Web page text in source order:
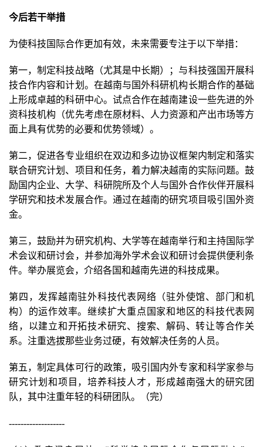
今后若干举措
为使科技国际合作更加有效，未来需要专注于以下举措：
第一，制定科技战略（尤其是中长期）；与科技强国开展科
技合作内容和计划。在越南与国外科研机构长期合作的基础
上形成卓越的科研中心。试点合作在越南建设一些先进的外
资科技机构（优先考虑在原材料、人力资源和产出市场等方
面上具有优势的必要和优势领域）。
第二，促进各专业组织在双边和多边协议框架内制定和落实
联合研究计划、项目和任务，着力解决越南的实际问题。鼓
励国内企业、大学、科研院所及个人与国外合作伙伴开展科
学研究和技术发展合作。通过在越南的研究项目吸引国外资
金。
第三，鼓励并为研究机构、大学等在越南举行和主持国际学
术会议和研讨会，并参加海外学术会议和研讨会提供便利条
件。举办展览会，介绍各国和越南先进的科技成果。
第四，发挥越南驻外科技代表网络（驻外使馆、部门和机
构）的运作效率。继续扩大重点国家和地区的科技代表网
络，以建立和开拓技术研究、搜索、解码、转让等合作关
系。注重选拔那些业务过硬，有效解决任务的人员。
第五，制定具体可行的政策，吸引国内外专家和科学家参与
研究计划和项目，培养科技人才，形成越南强大的研究团
队，其中注重年轻的科研团队。（完）
-------------------